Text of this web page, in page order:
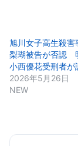
旭川女子高生殺
梨瑚被告が否認
小西優花受刑者が
2026年5月26日
NEW